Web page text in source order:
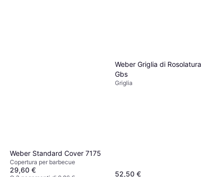
Weber Standard Cover 7175
Copertura per barbecue
29,60 €
Weber Griglia di Rosolatura
Gbs
Griglia
52,50 €